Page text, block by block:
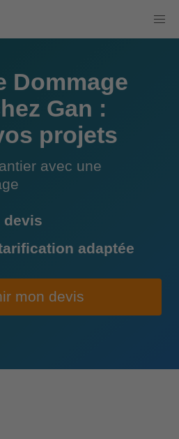
Dommage
Gan :
projets
avec une
devis
adaptée
mon devis